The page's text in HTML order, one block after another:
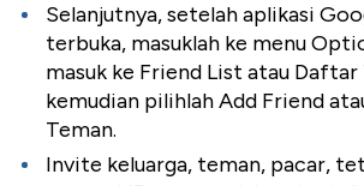
Selanjutnya, setelah aplikasi
terbuka, masuklah ke menu
masuk ke Friend List atau Daftar
kemudian pilihlah Add Friend
Teman.
Invite keluarga, teman, pacar,